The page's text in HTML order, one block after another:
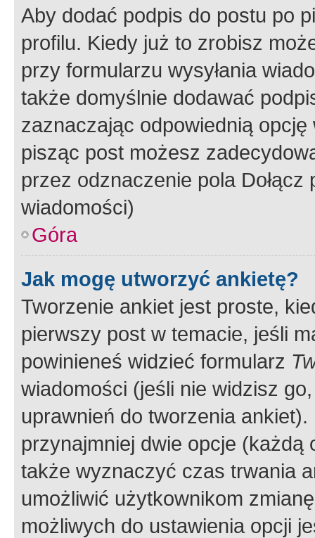
Aby dodać podpis do postu po
profilu. Kiedy już to zrobisz
przy formularzu wysyłania
także domyślnie dodawać
zaznaczając odpowiednią
pisząc post możesz
przez odznaczenie pola
wiadomości)
Góra
Jak mogę utworzyć ankietę?
Tworzenie ankiet jest proste,
pierwszy post w temacie, jeśli
powinieneś widzieć formularz
wiadomości (jeśli nie widzisz
uprawnień do tworzenia
przynajmniej dwie opcje
także wyznaczyć czas trwania
umożliwić użytkownikom
możliwych do ustawienia opcji